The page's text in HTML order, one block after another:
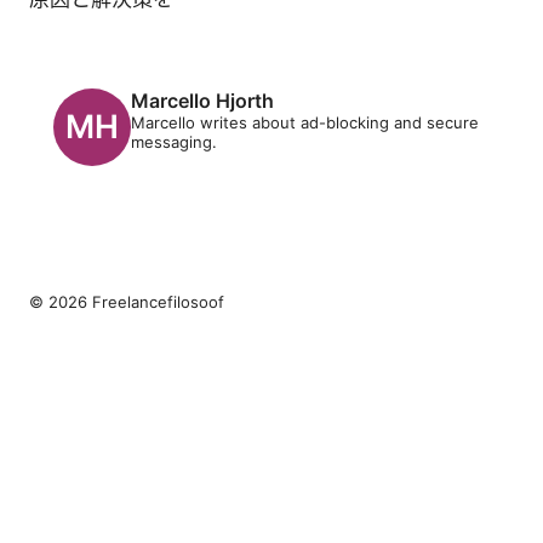
Marcello Hjorth
Marcello writes about ad-blocking and secure
messaging.
© 2026 Freelancefilosoof